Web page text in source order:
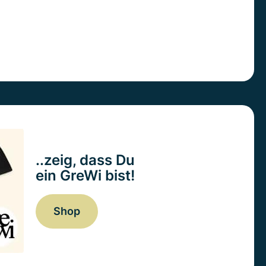
..zeig, dass Du
ein GreWi bist!
Shop